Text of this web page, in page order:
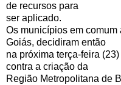
de recursos para
ser aplicado.
Os municípios em
Goiás, decidiram então
na próxima terça-feira
contra a criação da
Região Metropolitana de